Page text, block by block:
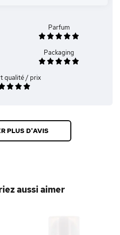
Parfum
Packaging
qualité / prix
PLUS D'AVIS
aussi aimer